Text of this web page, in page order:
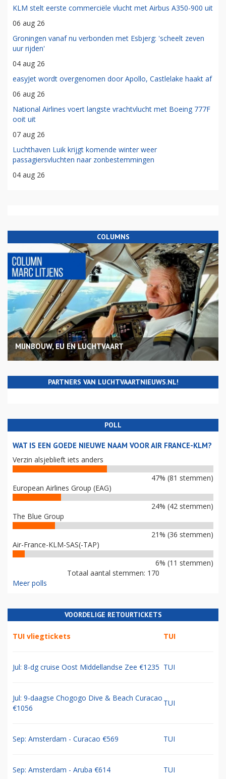
KLM stelt eerste commerciële vlucht met Airbus A350-900 uit
06 aug 26
Groningen vanaf nu verbonden met Esbjerg: 'scheelt zeven
uur rijden'
04 aug 26
easyJet wordt overgenomen door Apollo, Castlelake haakt af
06 aug 26
National Airlines voert langste vrachtvlucht met Boeing 777F
ooit uit
07 aug 26
Luchthaven Luik krijgt komende winter weer
passagiersvluchten naar zonbestemmingen
04 aug 26
COLUMNS
MIJNBOUW, EU EN LUCHTVAART
PARTNERS VAN LUCHTVAARTNIEUWS.NL!
POLL
WAT IS EEN GOEDE NIEUWE NAAM VOOR AIR FRANCE-KLM?
Verzin alsjeblieft iets anders
47% (81 stemmen)
European Airlines Group (EAG)
24% (42 stemmen)
The Blue Group
21% (36 stemmen)
Air-France-KLM-SAS(-TAP)
6% (11 stemmen)
Totaal aantal stemmen: 170
Meer polls
VOORDELIGE RETOURTICKETS
TUI vliegtickets TUI
Jul: 8-dg cruise Oost Middellandse Zee €1235 TUI
Jul: 9-daagse Chogogo Dive & Beach Curacao
€1056
TUI
Sep: Amsterdam - Curacao €569 TUI
Sep: Amsterdam - Aruba €614 TUI